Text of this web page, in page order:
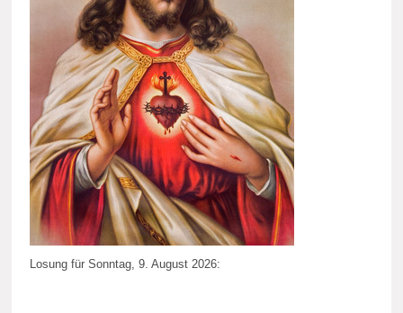
Losung für Sonntag, 9. August 2026: